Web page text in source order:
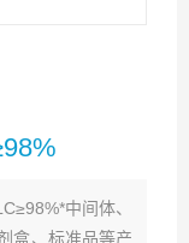
中间体、
盒、标准品等产